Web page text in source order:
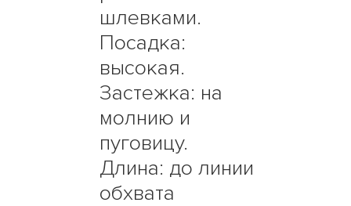
шлевками.
Посадка:
высокая.
Застежка: на
молнию и
пуговицу.
Длина: до линии
обхвата